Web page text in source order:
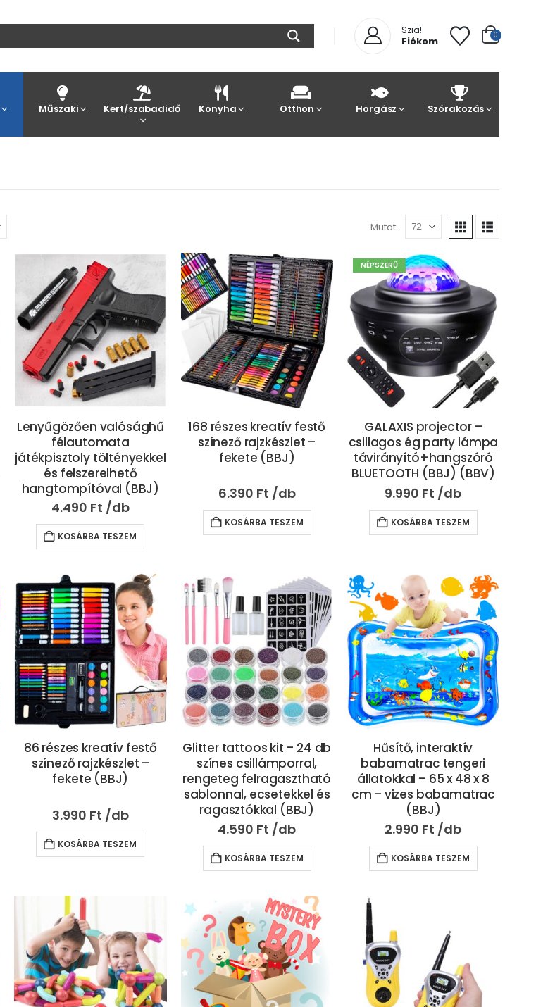
Szia!
Fiókom 0
Műszaki Kert/szabadidő Konyha Otthon Horgász Szórakozás
Mutat:
Lenyűgözően valósághű
félautomata
játékpisztoly töltényekkel
és felszerelhető
hangtompítóval (BBJ)
4.490 Ft
KOSÁRBA TESZEM
168 részes kreatív festő
színező rajzkészlet –
fekete (BBJ)
6.390 Ft
KOSÁRBA TESZEM
NÉPSZERŰ
GALAXIS projector –
csillagos ég party lámpa
távirányító+hangszóró
BLUETOOTH (BBJ) (BBV)
9.990 Ft
KOSÁRBA TESZEM
86 részes kreatív festő
színező rajzkészlet –
fekete (BBJ)
3.990 Ft
KOSÁRBA TESZEM
Glitter tattoos kit – 24 db
színes csillámporral,
rengeteg felragasztható
sablonnal, ecsetekkel és
ragasztókkal (BBJ)
4.590 Ft
KOSÁRBA TESZEM
Hűsítő, interaktív
babamatrac tengeri
állatokkal – 65 x 48 x 8
cm – vizes babamatrac
(BBJ)
2.990 Ft
KOSÁRBA TESZEM